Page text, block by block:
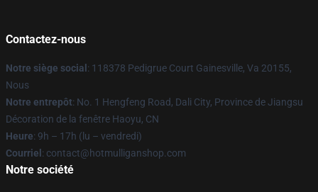
Contactez-nous
Notre siège social : 118378 Pedigrue Court Gainesville, Va 20155,
Nous
Notre entrepôt: No. 1 Hengfeng Road, Dali City, Province de Jiangsu
Décoration de la fenêtre Haoyu, CN
Heure: 9h – 17h (lu – vendredi)
Courriel : contact@hotmulliganshop.com
Notre société